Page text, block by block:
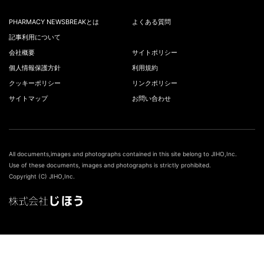
PHARMACY NEWSBREAKとは
よくある質問
記事利用について
会社概要
サイトポリシー
個人情報保護方針
利用規約
クッキーポリシー
リンクポリシー
サイトマップ
お問い合わせ
All documents,images and photographs contained in this site belong to JIHO,Inc.
Use of these documents, images and photographs is strictly prohibited.
Copyright (C) JIHO,Inc.